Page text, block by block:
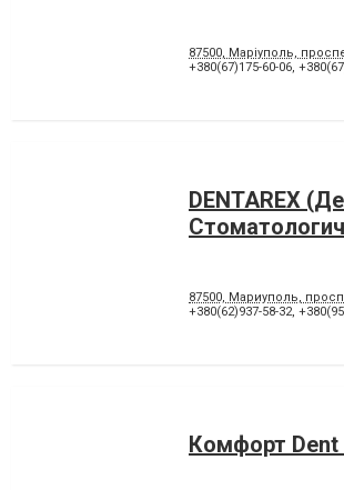
87500, Маріуполь,
+380(67)175-60-06,
DENTAREX
87500, Мариуполь,
+380(62)937-58-32,
Комфорт Dent